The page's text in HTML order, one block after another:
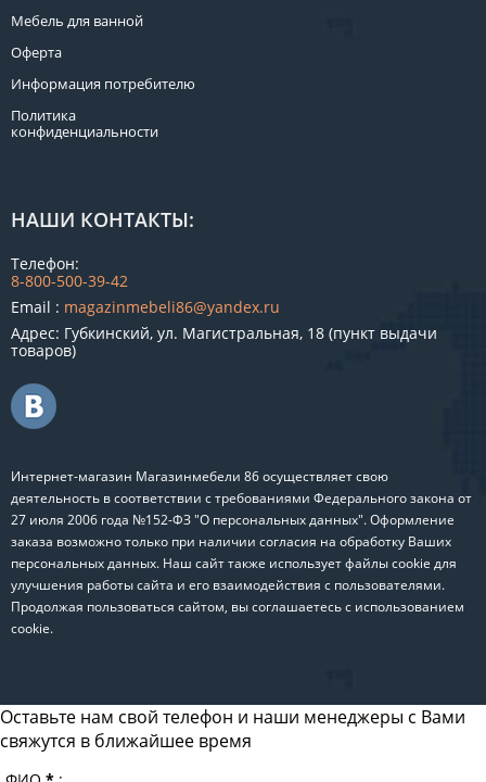
Мебель для ванной
Оферта
Информация потребителю
Политика
конфиденциальности
НАШИ КОНТАКТЫ:
Телефон:
8-800-500-39-42
Email : magazinmebeli86@yandex.ru
Адрес: Губкинский, ул. Магистральная, 18 (пункт выдачи
товаров)
Интернет-магазин Магазинмебели 86 осуществляет свою
деятельность в соответствии с требованиями Федерального закона от
27 июля 2006 года №152-ФЗ "О персональных данных". Оформление
заказа возможно только при наличии согласия на обработку Ваших
персональных данных. Наш сайт также использует файлы cookie для
улучшения работы сайта и его взаимодействия с пользователями.
Продолжая пользоваться сайтом, вы соглашаетесь с использованием
cookie.
Оставьте нам свой телефон и наши менеджеры с Вами
свяжутся в ближайшее время